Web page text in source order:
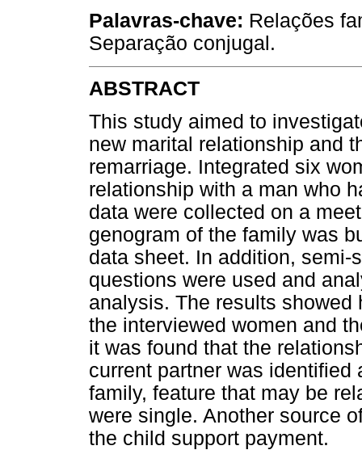
Palavras-chave: Relações
Separação conjugal.
ABSTRACT
This study aimed to
new marital relationship and
remarriage. Integrated six
relationship with a man who
data were collected on a
genogram of the family was
data sheet. In addition, semi-
questions were used and
analysis. The results
the interviewed women and
it was found that the
current partner was
family, feature that may be
were single. Another source
the child support payment.